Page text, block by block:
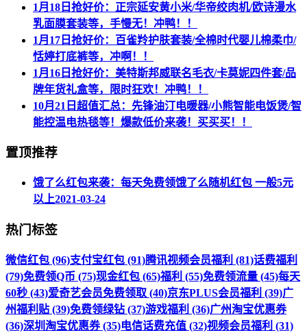
1月18日抢好价：正宗延安黄小米/华帝绞肉机/欧诗漫水
乳面膜套装等，手慢无！冲鸭！！
1月17日抢好价：百雀羚护肤套装/全棉时代婴儿棉柔巾/
恬婷打底裤等，冲啊！！
1月16日抢好价：美特斯邦威联名毛衣/卡莫妮四件套/品
牌年货礼盒等，限时狂欢！冲鸭！！
10月21日超值汇总：先锋油汀电暖器/小熊智能电饭煲/智
能控温电热毯等！爆款低价来袭！买买买！！
置顶推荐
饿了么红包来袭：每天免费领饿了么随机红包 一般5元
以上2021-03-24
热门标签
微信红包 (96)支付宝红包 (91)腾讯视频会员福利 (81)话费福利
(79)免费领Q币 (75)现金红包 (65)福利 (55)免费领流量 (45)每天
60秒 (43)爱奇艺会员免费领取 (40)京东PLUS会员福利 (39)广
州福利贴 (39)免费领绿钻 (37)游戏福利 (36)广州淘宝优惠券
(36)深圳淘宝优惠券 (35)电信话费充值 (32)视频会员福利 (31)